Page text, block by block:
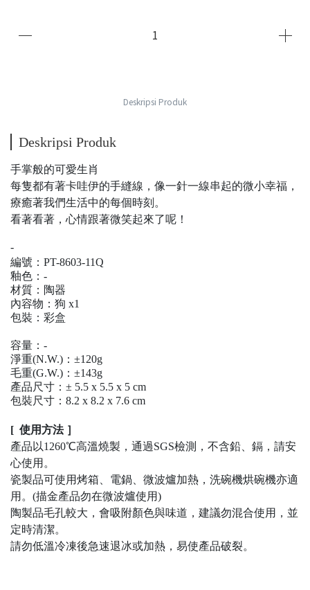
Deskripsi Produk
Deskripsi Produk
手掌般的可愛生肖
每隻都有著卡哇伊的手縫線，像一針一線串起的微小幸福，
療癒著我們生活中的每個時刻。
看著看著，心情跟著微笑起來了呢！
-
編號： PT-8603-11Q
釉色：-
材質：陶器
內容物：狗 x1
包裝：彩盒
容量：-
淨重(N.W.) ：±120g
毛重(G.W.) ： ±143g
產品尺寸：± 5.5 x 5.5 x 5 cm
包裝尺寸： 8.2 x 8.2 x 7.6 cm
[ 使用方法 ］
產品以1260℃高溫燒製，通過SGS檢測，不含鉛、鎘，請安
心使用。
瓷製品可使用烤箱、電鍋、微波爐加熱，洗碗機烘碗機亦適
用。(描金產品勿在微波爐使用)
陶製品毛孔較大，會吸附顏色與味道，建議勿混合使用，並
定時清潔。
請勿低溫冷凍後急速退冰或加熱，易使產品破裂。